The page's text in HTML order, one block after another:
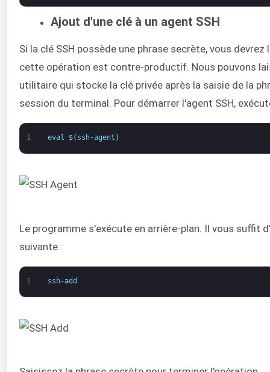
Ajout d'une clé à un agent SSH
Si la clé SSH possède une phrase secrète, vous
cette opération est contre-productif. Nous pouvons
utilitaire qui stocke la clé privée après la saisie de la
session du terminal. Pour démarrer l'agent SSH,
1 eval $( ssh-agent )
Le programme s'exécute en arrière-plan. Il vous suffit
suivante :
1 ssh-add